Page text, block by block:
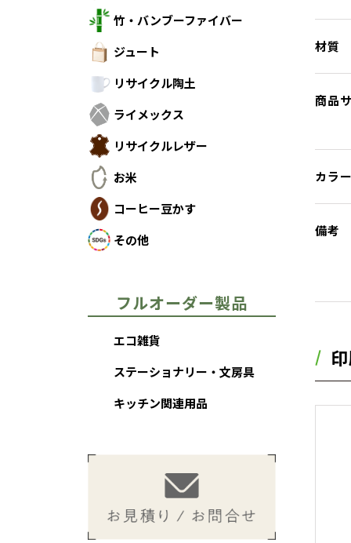
材質
商品
カラ
備考
竹・バンブーファイバー
ジュート
リサイクル陶土
ライメックス
リサイクルレザー
お米
コーヒー豆かす
その他
フルオーダー製品
エコ雑貨
ステーショナリー・文房具
キッチン関連用品